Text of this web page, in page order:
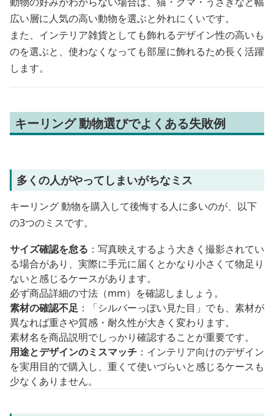
広い層に人気の高い動物を選ぶと外れにくいです。
また、インテリア雑貨としても飾れるデザイン性の高いも
のを選ぶと、使わなくなっても部屋に飾れるため長く活躍
します。
キーリング 動物選びでよくある失敗例
多くの人がやってしまいがちなミス
キーリング 動物を購入して後悔する人に多いのが、以下
の3つのミスです。
サイズ確認を怠る ：写真映えするよう大きく撮影されてい
る場合があり、実際に手元に届くとかなり小さくて物足り
ないと感じるケースがあります。
必ず商品詳細の寸法（mm）を確認しましょう。
素材の確認不足 ：「シルバーっぽい見た目」でも、素材が
異なれば重さや質感・耐久性が大きく変わります。
素材名を商品説明でしっかり確認することが重要です。
用途とデザインのミスマッチ ：インテリア向けのデザイン
を実用目的で購入し、重くて使いづらいと感じるケースも
少なくありません。